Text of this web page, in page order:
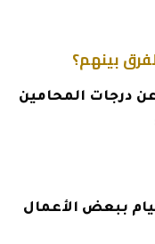
بينهم؟
درجات المحامين
ببعض الأعمال